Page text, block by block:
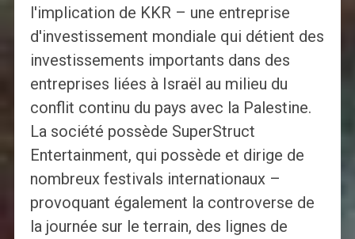
l'implication de KKR – une entreprise
d'investissement mondiale qui détient des
investissements importants dans des
entreprises liées à Israël au milieu du
conflit continu du pays avec la Palestine.
La société possède SuperStruct
Entertainment, qui possède et dirige de
nombreux festivals internationaux –
provoquant également la controverse de
la journée sur le terrain, des lignes de